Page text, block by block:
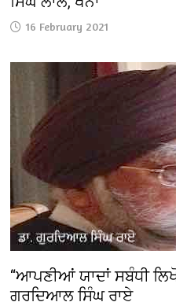
16 February 2021
“ਆਪਣੀਆਂ ਯਾਦਾਂ ਸਬੰਧੀ
ਗੁਰਦਿਆਲ ਸਿੰਘ ਰਾਏ